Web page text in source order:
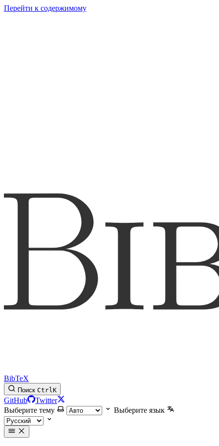
Перейти к содержимому
BibTeX
Поиск CtrlK
GitHub
Twitter
Выберите тему
Выберите язык